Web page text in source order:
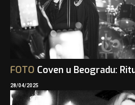
FOTO Coven u Beogradu:
28/04/2025